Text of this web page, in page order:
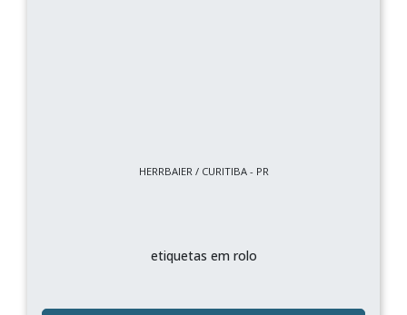
HERRBAIER / CURITIBA - PR
etiquetas em rolo